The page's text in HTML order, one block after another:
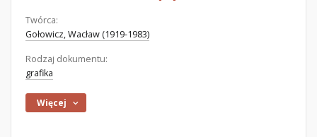
Twórca:
Gołowicz, Wacław (1919-1983)
Rodzaj dokumentu:
grafika
Więcej